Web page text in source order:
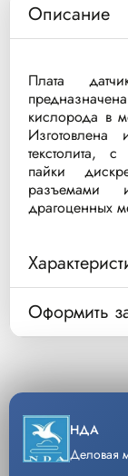
Описание
Оформить
Плата
кислорода в
Изготовлена
текстолита,
пайки
разъемами
драгоценных
Код
4-075227-
Описание
Уп/шт.
НДА
Деловая